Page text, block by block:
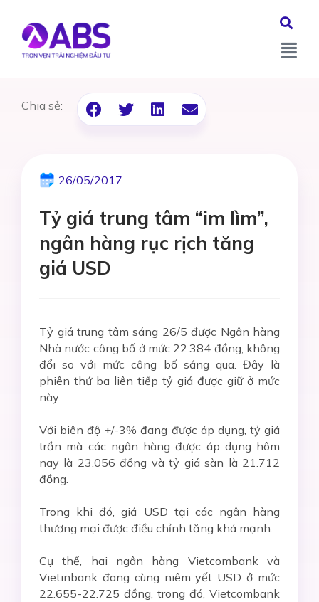
Chia sẻ:
26/05/2017
Tỷ giá trung tâm “im lìm”,
ngân hàng rục rịch tăng
giá USD
Tỷ giá trung tâm sáng 26/5 được Ngân hàng
Nhà nước công bố ở mức 22.384 đồng, không
đổi so với mức công bố sáng qua. Đây là
phiên thứ ba liên tiếp tỷ giá được giữ ở mức
này.
Với biên độ +/-3% đang được áp dụng, tỷ giá
trần mà các ngân hàng được áp dụng hôm
nay là 23.056 đồng và tỷ giá sàn là 21.712
đồng.
Trong khi đó, giá USD tại các ngân hàng
thương mại được điều chỉnh tăng khá mạnh.
Cụ thể, hai ngân hàng Vietcombank và
Vietinbank đang cùng niêm yết USD ở mức
22.655-22.725 đồng, trong đó, Vietcombank